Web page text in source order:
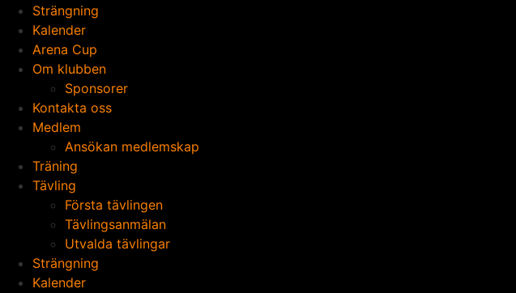
Strängning
Kalender
Arena Cup
Om klubben
Sponsorer
Kontakta oss
Medlem
Ansökan medlemskap
Träning
Tävling
Första tävlingen
Tävlingsanmälan
Utvalda tävlingar
Strängning
Kalender